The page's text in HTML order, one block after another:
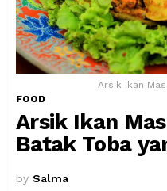
Arsik Ikan
FOOD
Arsik Ikan
Batak Toba
by Salma